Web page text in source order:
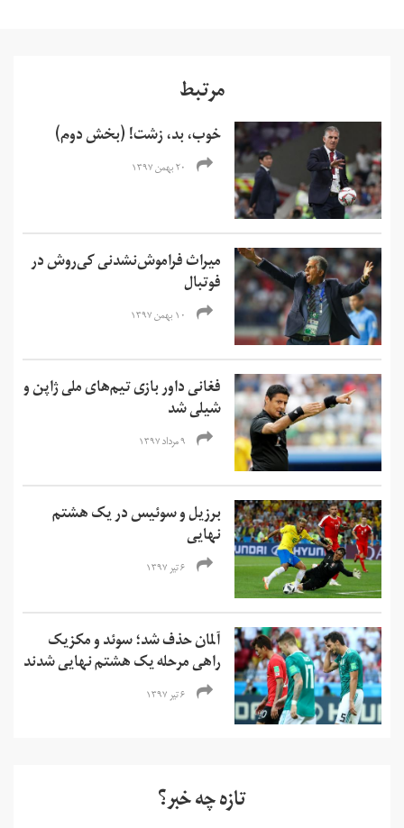
مرتبط
خوب، بد، زشت! (بخش دوم)
۲۰ بهمن ۱۳۹۷
میراث فراموش‌‌نشدنی کی‌روش در
فوتبال
۱۰ بهمن ۱۳۹۷
فغانی داور بازی تیم‌های ملی ژاپن و
شیلی شد
۹ مرداد ۱۳۹۷
برزیل و سوئیس در یک هشتم
نهایی
۶ تیر ۱۳۹۷
آلمان حذف شد؛ سوئد و مکزیک
راهی مرحله یک هشتم نهایی شدند
۶ تیر ۱۳۹۷
تازه چه خبر؟